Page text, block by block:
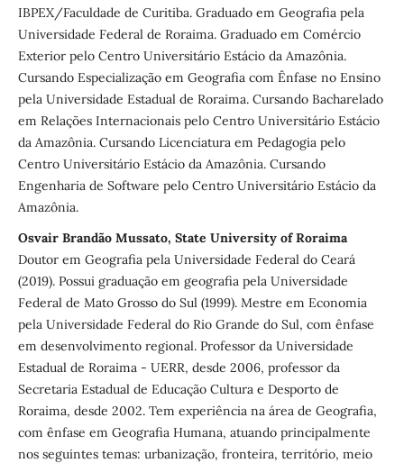
IBPEX/Faculdade de Curitiba. Graduado em Geografia pela
Universidade Federal de Roraima. Graduado em Comércio
Exterior pelo Centro Universitário Estácio da Amazônia.
Cursando Especialização em Geografia com Ênfase no Ensino
pela Universidade Estadual de Roraima. Cursando Bacharelado
em Relações Internacionais pelo Centro Universitário Estácio
da Amazônia. Cursando Licenciatura em Pedagogia pelo
Centro Universitário Estácio da Amazônia. Cursando
Engenharia de Software pelo Centro Universitário Estácio da
Amazônia.
Osvair Brandão Mussato, State University of Roraima
Doutor em Geografia pela Universidade Federal do Ceará
(2019). Possui graduação em geografia pela Universidade
Federal de Mato Grosso do Sul (1999). Mestre em Economia
pela Universidade Federal do Rio Grande do Sul, com ênfase
em desenvolvimento regional. Professor da Universidade
Estadual de Roraima - UERR, desde 2006, professor da
Secretaria Estadual de Educação Cultura e Desporto de
Roraima, desde 2002. Tem experiência na área de Geografia,
com ênfase em Geografia Humana, atuando principalmente
nos seguintes temas: urbanização, fronteira, território, meio